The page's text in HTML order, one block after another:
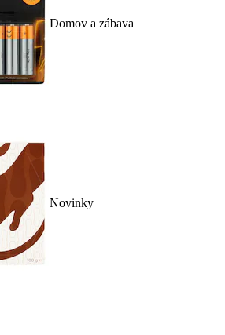
Domov a zábava
Novinky